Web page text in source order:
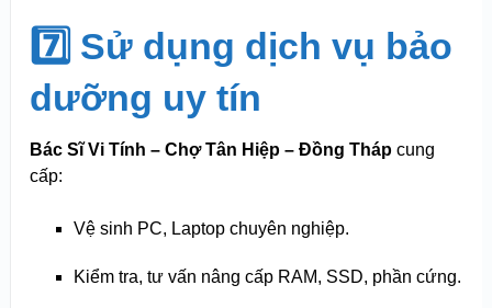
7️⃣ Sử dụng dịch vụ bảo
dưỡng uy tín
Bác Sĩ Vi Tính – Chợ Tân Hiệp – Đồng Thápcung
cấp:
Vệ sinh PC, Laptop chuyên nghiệp.
Kiểm tra, tư vấn nâng cấp RAM, SSD, phần cứng.